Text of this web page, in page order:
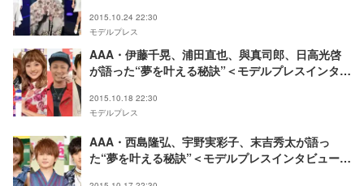
2015.10.24 22:30
モデルプレス
AAA・伊藤千晃、浦田直也、與真司郎、日高光啓
が語った“夢を叶える秘訣”＜モデルプレスインタビ
2015.10.18 22:30
モデルプレス
AAA・西島隆弘、宇野実彩子、末吉秀太が語っ
た“夢を叶える秘訣”＜モデルプレスインタビュー特